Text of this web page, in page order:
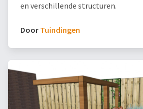
en verschillende structuren.
Door Tuindingen